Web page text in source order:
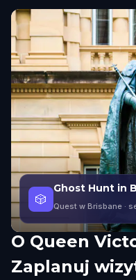
🎲
Ghost Hunt in
Quest w Brisbane ·
O Queen
Zaplanuj